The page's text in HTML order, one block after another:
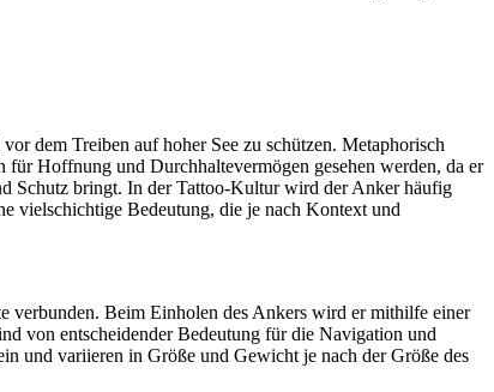
dem Treiben auf hoher See zu schützen. Metaphorisch
Hoffnung und Durchhaltevermögen gesehen werden, da er
Schutz bringt. In der Tattoo-Kultur wird der Anker häufig
vielschichtige Bedeutung, die je nach Kontext und
verbunden. Beim Einholen des Ankers wird er mithilfe einer
von entscheidender Bedeutung für die Navigation und
und variieren in Größe und Gewicht je nach der Größe des